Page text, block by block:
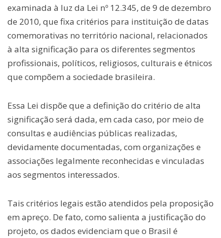
examinada à luz da Lei nº 12.345, de 9 de dezembro
de 2010, que fixa critérios para instituição de datas
comemorativas no território nacional, relacionados
à alta significação para os diferentes segmentos
profissionais, políticos, religiosos, culturais e étnicos
que compõem a sociedade brasileira.
Essa Lei dispõe que a definição do critério de alta
significação será dada, em cada caso, por meio de
consultas e audiências públicas realizadas,
devidamente documentadas, com organizações e
associações legalmente reconhecidas e vinculadas
aos segmentos interessados.
Tais critérios legais estão atendidos pela proposição
em apreço. De fato, como salienta a justificação do
projeto, os dados evidenciam que o Brasil é